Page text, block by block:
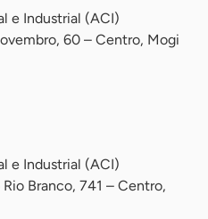
e Industrial (ACI)
60 – Centro, Mogi
e Industrial (ACI)
Branco, 741 – Centro,